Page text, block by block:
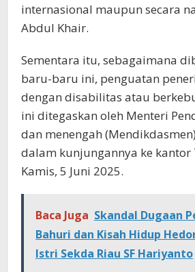
internasional maupun secara
Abdul Khair.
Sementara itu, sebagaimana
baru-baru ini, penguatan
dengan disabilitas atau
ini ditegaskan oleh Menteri
dan menengah
dalam kunjungannya ke kantor
Kamis, 5 Juni 2025.
Baca Juga Skandal Dugaan
Bahuri dan Kisah Hidup
Istri Sekda Riau SF Hariyanto